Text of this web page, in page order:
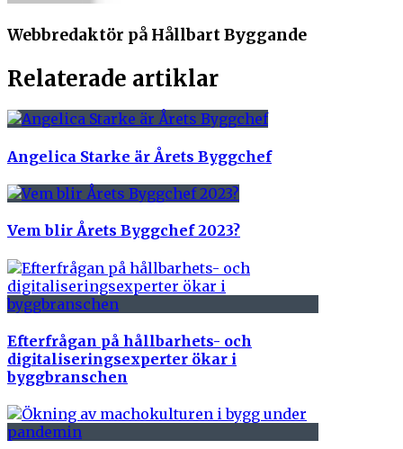
Webbredaktör på Hållbart Byggande
Relaterade artiklar
Angelica Starke är Årets Byggchef
Vem blir Årets Byggchef 2023?
Efterfrågan på hållbarhets- och
digitaliseringsexperter ökar i
byggbranschen